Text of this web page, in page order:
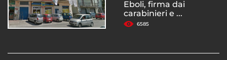
Eboli, firma dai
carabinieri e ...
6585